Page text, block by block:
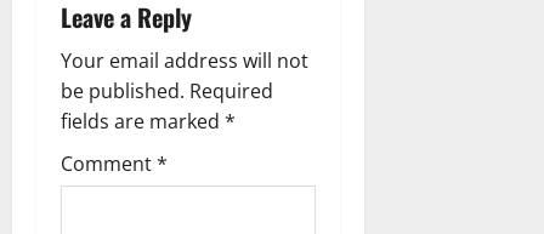
i
g
a
t
Leave a Reply
Your email address will not
be published. Required
fields are marked *
Comment*